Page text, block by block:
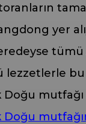
yer
tümü
bu
mutfağı
Doğu